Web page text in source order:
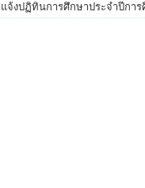
แจ้งปฏิทินการศึกษาประจำปีการ